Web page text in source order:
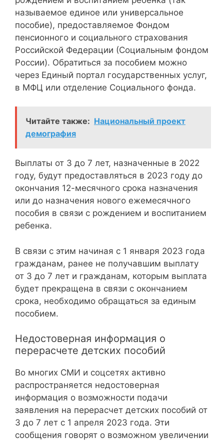
называемое единое или универсальное
пособие), предоставляемое Фондом
пенсионного и социального страхования
Российской Федерации (Социальным фондом
России). Обратиться за пособием можно
через Единый портал государственных услуг,
в МФЦ или отделение Социального фонда.
Читайте также: Национальный проект
демография
Выплаты от 3 до 7 лет, назначенные в 2022
году, будут предоставляться в 2023 году до
окончания 12-месячного срока назначения
или до назначения нового ежемесячного
пособия в связи с рождением и воспитанием
ребенка.
В связи с этим начиная с 1 января 2023 года
гражданам, ранее не получавшим выплату
от 3 до 7 лет и гражданам, которым выплата
будет прекращена в связи с окончанием
срока, необходимо обращаться за единым
пособием.
Недостоверная информация о
перерасчете детских пособий
Во многих СМИ и соцсетях активно
распространяется недостоверная
информация о возможности подачи
заявления на перерасчет детских пособий от
3 до 7 лет с 1 апреля 2023 года. Эти
сообщения говорят о возможном увеличении